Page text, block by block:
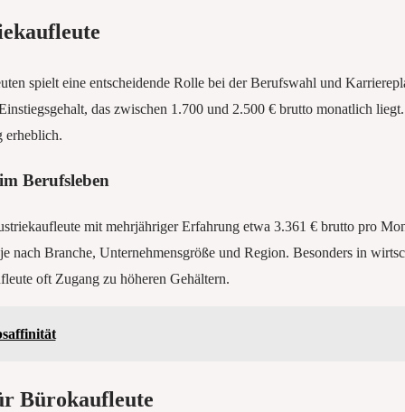
spielt eine entscheidende Rolle bei der Berufswahl und
das zwischen 1.700 und 2.500 € brutto monatlich
erheblich.
Berufsleben
mit mehrjähriger Erfahrung etwa 3.361 € brutto pro
nach Branche, Unternehmensgröße und Region. Besonders in
oft Zugang zu höheren Gehältern.
Bürokaufleute